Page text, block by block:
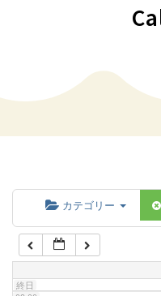
カテゴリー
終日
04:00
07:00